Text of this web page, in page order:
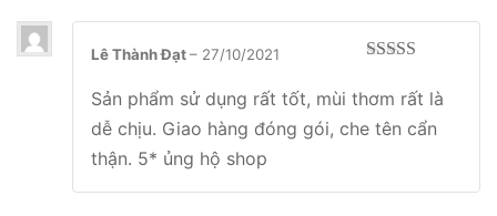
hạng55 sao
Lê Thành Đạt– 27/10/2021
Sản phẩm sử dụng rất tốt, mùi thơm rất là
dễ chịu. Giao hàng đóng gói, che tên cẩn
thận. 5* ủng hộ shop